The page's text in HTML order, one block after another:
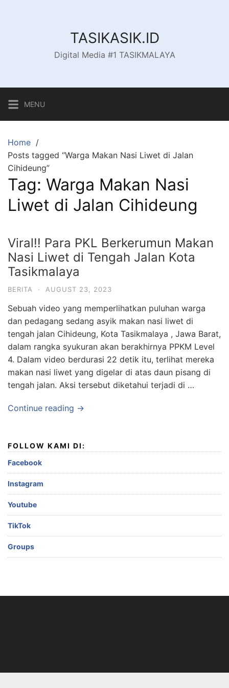
TASIKASIK.ID
Digital Media #1 TASIKMALAYA
MENU
Home
Posts tagged “Warga Makan Nasi Liwet di Jalan
Cihideung”
Tag: Warga Makan Nasi
Liwet di Jalan Cihideung
Viral!! Para PKL Berkerumun Makan
Nasi Liwet di Tengah Jalan Kota
Tasikmalaya
BERITA · AUGUST 23, 2023
Sebuah video yang memperlihatkan puluhan warga
dan pedagang sedang asyik makan nasi liwet di
tengah jalan Cihideung, Kota Tasikmalaya , Jawa Barat,
dalam rangka syukuran akan berakhirnya PPKM Level
4. Dalam video berdurasi 22 detik itu, terlihat mereka
makan nasi liwet yang digelar di atas daun pisang di
tengah jalan. Aksi tersebut diketahui terjadi di …
Continue reading →
FOLLOW KAMI DI:
Facebook
Instagram
Youtube
TikTok
Groups